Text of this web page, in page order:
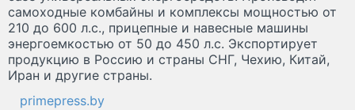
самоходные комбайны и комплексы мощностью от
210 до 600 л.с., прицепные и навесные машины
энергоемкостью от 50 до 450 л.с. Экспортирует
продукцию в Россию и страны СНГ, Чехию, Китай,
Иран и другие страны.
primepress.by